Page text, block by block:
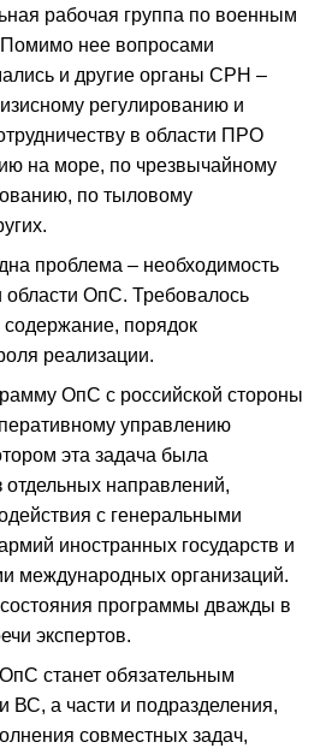
рабочая группа по военным
нее вопросами
и другие органы СРН –
регулированию и
в области ПРО
на море, по чрезвычайному
по тыловому
проблема – необходимость
области ОпС. Требовалось
порядок
реализации.
ОпС с российской стороны
управлению
эта задача была
направлений,
с генеральными
иностранных государств и
международных организаций.
программы дважды в
экспертов.
станет обязательным
ВС, а части и подразделения,
совместных задач,